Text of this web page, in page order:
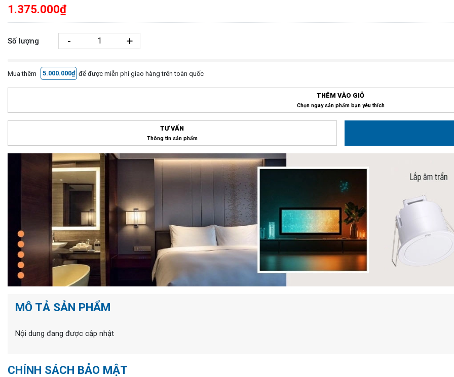
1.375.000₫
Số lượng - +
Mua thêm 5.000.000₫ để được miễn phí giao hàng trên toàn quốc
THÊM VÀO GIỎ
Chọn ngay sản phẩm bạn yêu thích
TƯ VẤN
Thông tin sản phẩm
MÔ TẢ SẢN PHẨM
Nội dung đang được cập nhật
CHÍNH SÁCH BẢO MẬT